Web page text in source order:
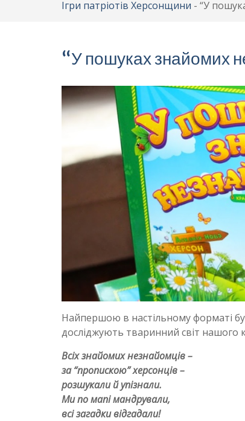
Ігри патріотів Херсонщини - “У
“У пошуках знайомих
Найпершою в настільному форматі
досліджують тваринний світ нашого
Всіх знайомих незнайомців –
за “пропискою” херсонців –
розшукали й упізнали.
Ми по мапі мандрували,
всі загадки відгадали!